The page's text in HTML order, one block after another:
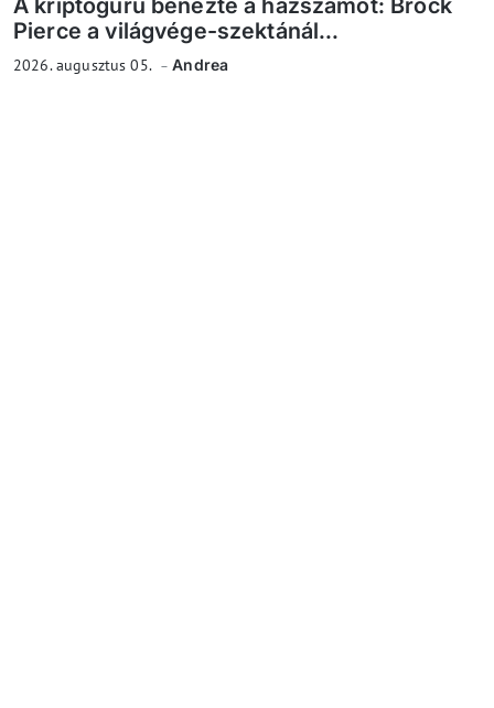
A kriptoguru benézte a házszámot: Brock
Pierce a világvége-szektánál...
2026. augusztus 05. Andrea